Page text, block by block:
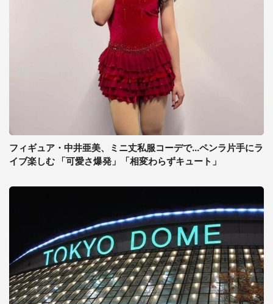
フィギュア・中井亜美、ミニ丈私服コーデで...ペンラ片手にラ
イブ楽しむ 「可愛さ爆発」「相変わらずキュート」